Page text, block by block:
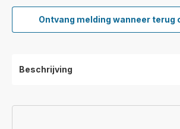
Ontvang melding wanneer terug
Borstel
30 mm
Beschrijving